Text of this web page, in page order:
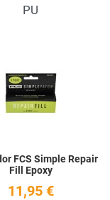
PU
FCS Simple Repair
Fill Epoxy
11,95 €